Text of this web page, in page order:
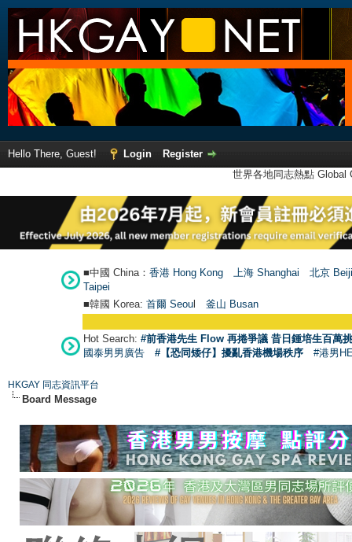
Hello There, Guest! Login
Register
世界各地同志熱點
■中國 China： 香港 Hong Kong 上海 Shanghai
北京
Taipei
■韓國 Korea: 首爾 Seoul 釜山 Busan
Hot Search: #前香港先生 Flow 再捲爭議 昔日鍾培生百萬
國泰男男廣告
#【恐同矮仔】擾亂香港機場秩序 #港男
HKGAY 同志資訊平台
Board Message